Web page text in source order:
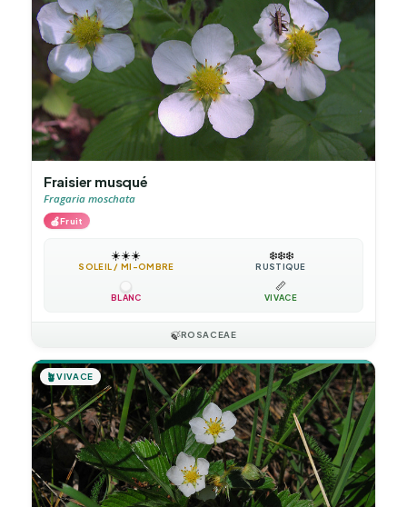
Fraisier musqué
Fragaria moschata
🍎Fruit
☀️☀️☀️
SOLEIL / MI-OMBRE
❄️❄️❄️
RUSTIQUE
BLANC
📏
VIVACE
🍃ROSACEAE
🪴VIVACE